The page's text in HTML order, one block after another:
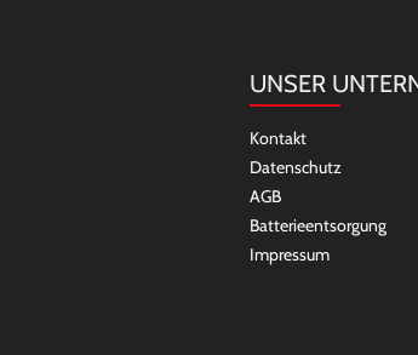
UNSER
Kontakt
Datenschutz
AGB
Batterieentsorgung
Impressum